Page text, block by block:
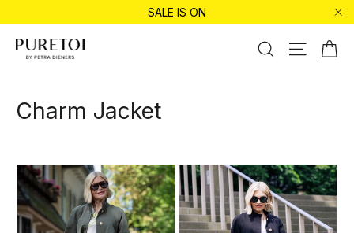
zum
Inhalt
SALE IS ON
Suche
Charm Jacket